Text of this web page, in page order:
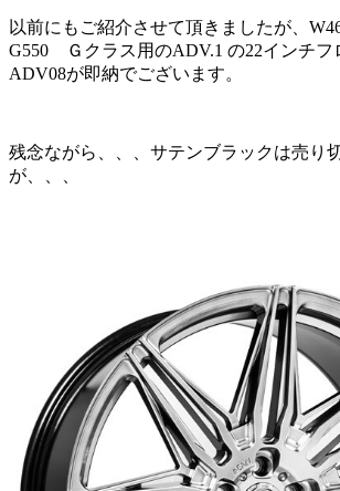
以前にもご紹介させて頂きましたが、
G550 Ｇクラス用のADV.1 の22インチフ
ADV08が即納でございます。
残念ながら、、、サテンブラックは売り
が、、、